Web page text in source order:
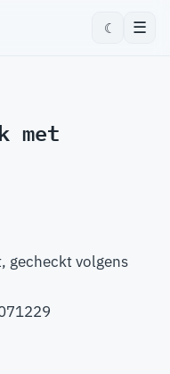
☾ ☰
met
gecheckt volgens